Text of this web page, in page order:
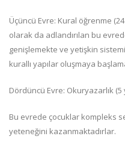
Üçüncü Evre: Kural öğrenme
olarak da adlandırılan bu
genişlemekte ve yetişkin
kurallı yapılar oluşmaya
Dördüncü Evre: Okuryazarlık (5
Bu evrede çocuklar kompleks
yeteneğini kazanmaktadırlar.